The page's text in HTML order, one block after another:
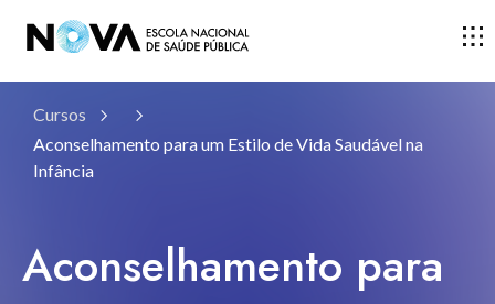
ESCOLA
INVESTIGAÇÃO
Cursos
Aconselhamento para um Estilo de Vida Saudável na
Infância
Aconselhamento para